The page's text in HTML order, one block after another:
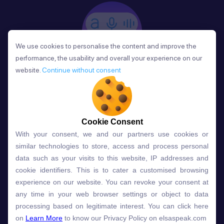
Phản Hồi
Sau mỗi bài học, người học nhận phản hồi về phát
âm và ngữ pháp ngay lập tức, giúp cải thiện kỹ năng
và tiến bộ nhanh chóng.
Lựa chọn gói học ELSA dành
cho bạn
We use cookies to personalise the content and improve the
performance, the usability and overall your experience on our
website. Continue without consent
Cookie Consent
With your consent, we and our partners use cookies or
similar technologies to store, access and process personal
data such as your visits to this website, IP addresses and
cookie identifiers. This is to cater a customised browsing
experience on our website. You can revoke your consent at
any time in your web browser settings or object to data
processing based on legitimate interest. You can click here
on Learn More to know our Privacy Policy on elsaspeak.com
We use cookies to personalise the content and improve the
performance, the usability and overall your experience on our
website. Continue without consent
Cookie Consent
With your consent, we and our partners use cookies or
similar technologies to store, access and process personal
data such as your visits to this website, IP addresses and
cookie identifiers. This is to cater a customised browsing
experience on our website. You can revoke your consent at
any time in your web browser settings or object to data
processing based on legitimate interest. You can click here
on Learn More to know our Privacy Policy on elsaspeak.com